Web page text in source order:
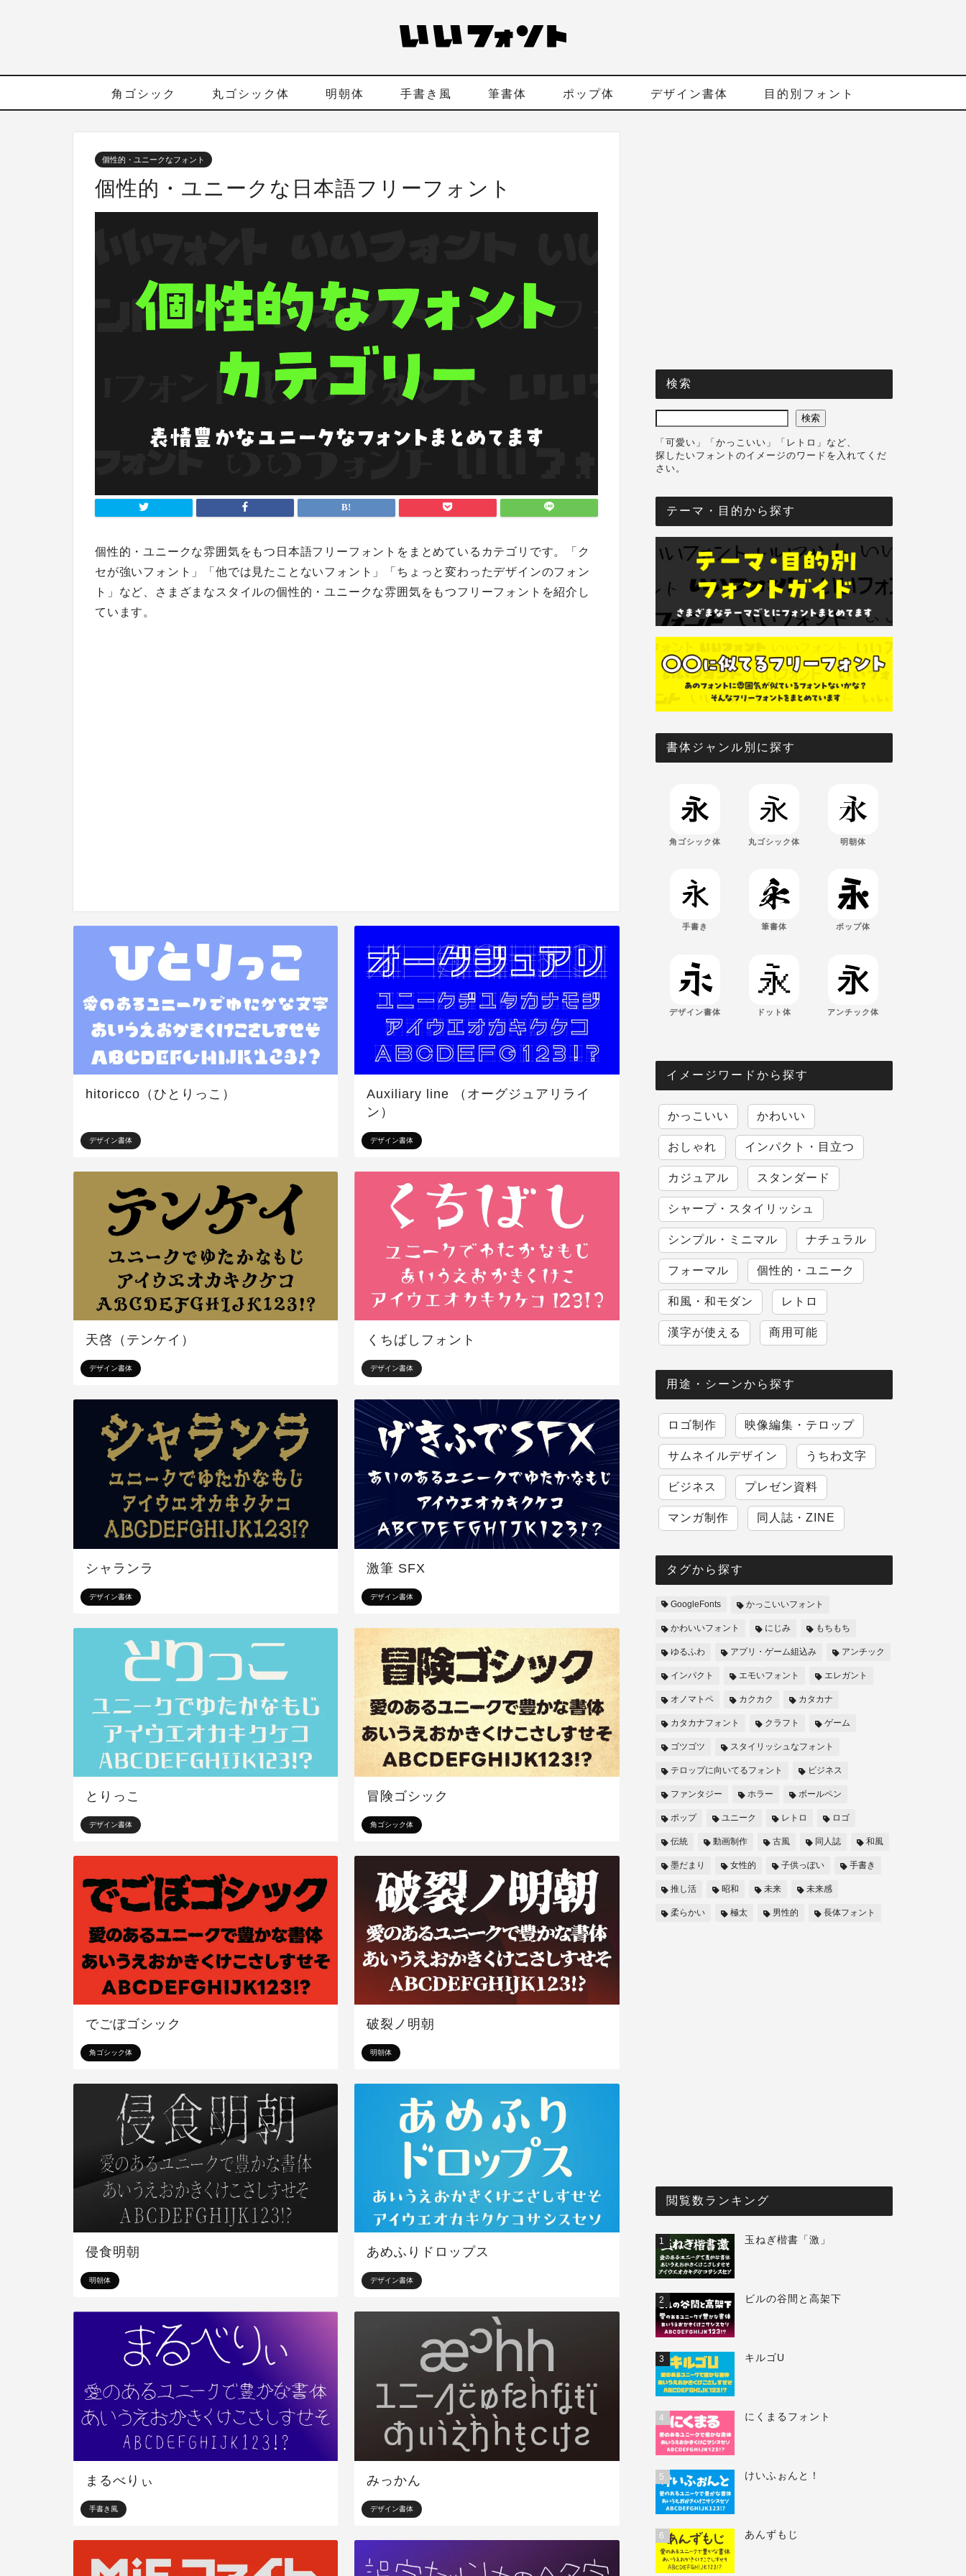
角ゴシック 丸ゴシック体 明朝体 手書き風 筆書体 ポップ体 デザイン書体 目的別フォント
個性的・ユニークなフォント
個性的・ユニークな日本語フリーフォント
個性的・ユニークな雰囲気をもつ日本語フリーフォントをまとめているカテゴリです。「ク
セが強いフォント」「他では見たことないフォント」「ちょっと変わったデザインのフォン
ト」など、さまざまなスタイルの個性的・ユニークな雰囲気をもつフリーフォントを紹介し
ています。
デザイン書体
hitoricco（ひとりっこ）
デザイン書体
Auxiliary line （オーグジュアリライ
ン）
デザイン書体
天啓（テンケイ）
デザイン書体
くちばしフォント
デザイン書体
シャランラ
デザイン書体
激筆 SFX
デザイン書体
とりっこ
角ゴシック体
冒険ゴシック
角ゴシック体
でごぼゴシック
明朝体
破裂ノ明朝
明朝体
侵食明朝
デザイン書体
あめふりドロップス
手書き風
まるべりぃ
デザイン書体
みっかん
検索
検索
「可愛い」「かっこいい」「レトロ」など、
探したいフォントのイメージのワードを入れてくだ
さい。
テーマ・目的から探す
書体ジャンル別に探す
角ゴシック体 丸ゴシック体 明朝体
手書き 筆書体 ポップ体
デザイン書体 ドット体 アンチック体
イメージワードから探す
かっこいい かわいい
おしゃれ インパクト・目立つ
カジュアル スタンダード
シャープ・スタイリッシュ
シンプル・ミニマル ナチュラル
フォーマル 個性的・ユニーク
和風・和モダン レトロ
漢字が使える 商用可能
用途・シーンから探す
ロゴ制作 映像編集・テロップ
サムネイルデザイン うちわ文字
ビジネス プレゼン資料
マンガ制作 同人誌・ZINE
タグから探す
GoogleFonts かっこいいフォント
かわいいフォント にじみ もちもち
ゆるふわ アプリ・ゲーム組込み アンチック
インパクト エモいフォント エレガント
オノマトペ カクカク カタカナ
カタカナフォント クラフト ゲーム
ゴツゴツ スタイリッシュなフォント
テロップに向いてるフォント ビジネス
ファンタジー ホラー ボールペン
ポップ ユニーク レトロ ロゴ
伝統 動画制作 古風 同人誌 和風
墨だまり 女性的 子供っぽい 手書き
推し活 昭和 未来 未来感
柔らかい 極太 男性的 長体フォント
閲覧数ランキング
1 玉ねぎ楷書「激」
2 ビルの谷間と高架下
3 キルゴU
4 にくまるフォント
5 けいふぉんと！
6 あんずもじ